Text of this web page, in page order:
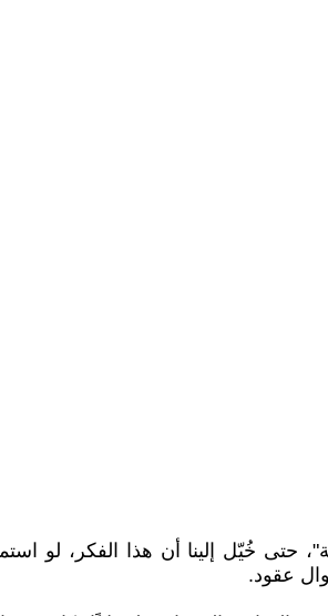
خُيّل إلينا أن هذا الفكر، لو
عقود.